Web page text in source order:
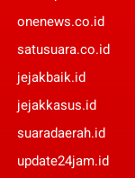
onenews.co.id
satusuara.co.id
jejakbaik.id
jejakkasus.id
suaradaerah.id
update24jam.id